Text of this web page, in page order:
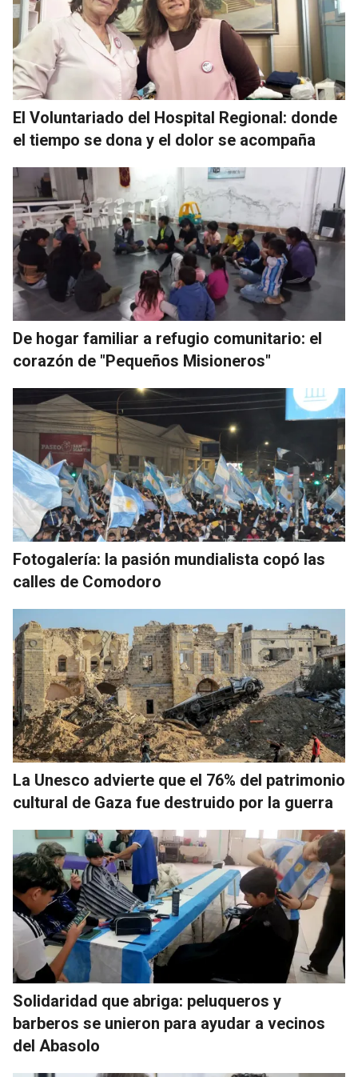
El Voluntariado del Hospital Regional: donde
el tiempo se dona y el dolor se acompaña
De hogar familiar a refugio comunitario: el
corazón de "Pequeños Misioneros"
Fotogalería: la pasión mundialista copó las
calles de Comodoro
La Unesco advierte que el 76% del patrimonio
cultural de Gaza fue destruido por la guerra
Solidaridad que abriga: peluqueros y
barberos se unieron para ayudar a vecinos
del Abasolo